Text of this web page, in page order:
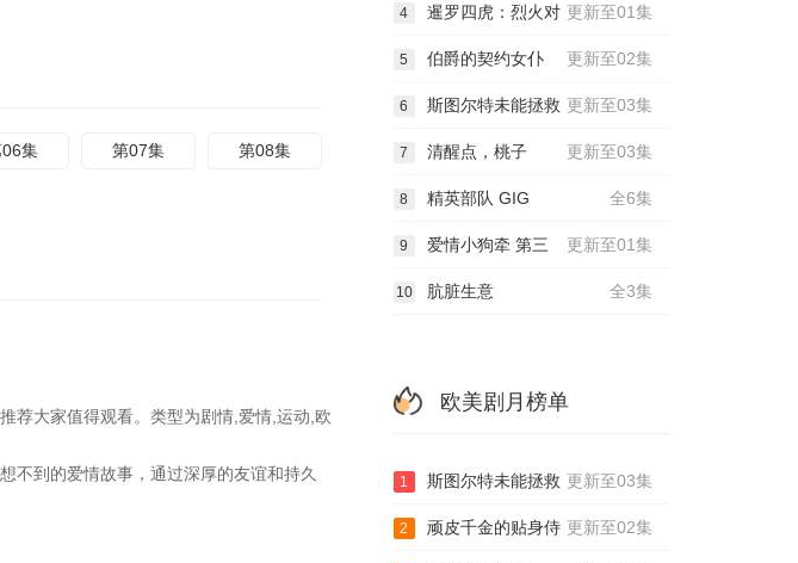
集 第07集 第08集
荐大家值得观看。类型为剧情,爱情,运动,欧
到的爱情故事，通过深厚的友谊和持久
更新至01集
4 暹罗四虎：烈火对
更新至02集
5 伯爵的契约女仆
更新至03集
6 斯图尔特未能拯救
更新至03集
7 清醒点，桃子
全6集
8 精英部队 GIG
更新至01集
9 爱情小狗牵 第三
全3集
10 肮脏生意
欧美剧月榜单
更新至03集
1 斯图尔特未能拯救
更新至02集
2 顽皮千金的贴身侍